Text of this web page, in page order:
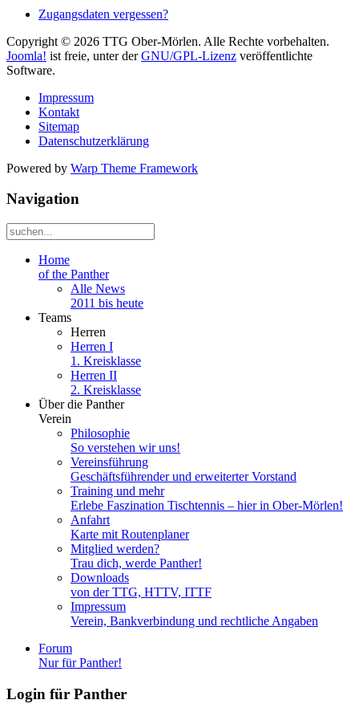
Zugangsdaten vergessen?
Copyright © 2026 TTG Ober-Mörlen. Alle Rechte vorbehalten.
Joomla! ist freie, unter derGNU/GPL-Lizenz veröffentlichte
Software.
Impressum
Kontakt
Sitemap
Datenschutzerklärung
Powered by Warp Theme Framework
Navigation
Home
of the Panther
Alle News
2011 bis heute
Teams
Herren
Herren I
1. Kreisklasse
Herren II
2. Kreisklasse
Über die Panther
Verein
Philosophie
So verstehen wir uns!
Vereinsführung
Geschäftsführender und erweiterter Vorstand
Training und mehr
Erlebe Faszination Tischtennis – hier in Ober-Mörlen!
Anfahrt
Karte mit Routenplaner
Mitglied werden?
Trau dich, werde Panther!
Downloads
von der TTG, HTTV, ITTF
Impressum
Verein, Bankverbindung und rechtliche Angaben
Forum
Nur für Panther!
Login für Panther